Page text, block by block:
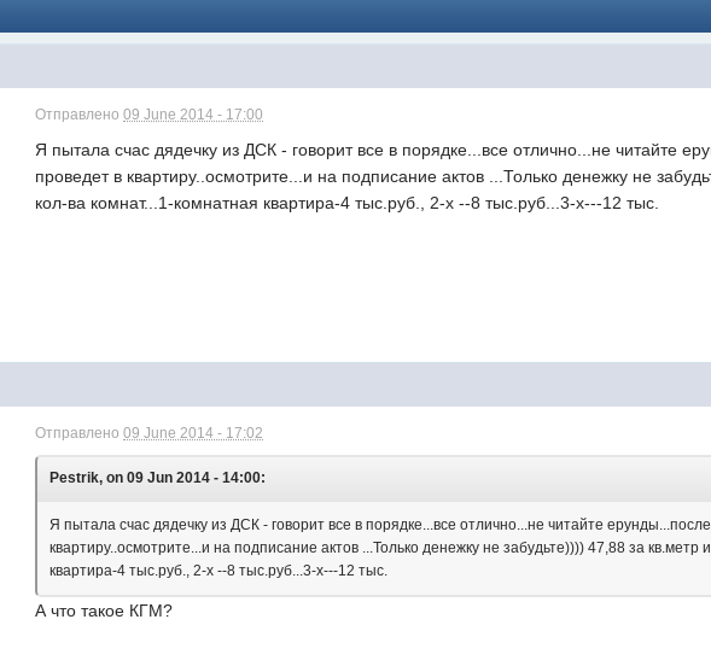
Отправлено09 June 2014 - 17:00
Я пытала счас дядечку из ДСК - говорит все в порядке...все отлично...не читайте
проведет в квартиру..осмотрите...и на подписание актов ...Только денежку не
кол-ва комнат...1-комнатная квартира-4 тыс.руб., 2-х --8 тыс.руб...3-х---12 тыс.
Отправлено09 June 2014 - 17:02
Pestrik, on 09 Jun 2014 - 14:00:
Я пытала счас дядечку из ДСК - говорит все в порядке...все отлично...не читайте
квартиру..осмотрите...и на подписание актов ...Только денежку не забудьте)))) 47,88 за
квартира-4 тыс.руб., 2-х --8 тыс.руб...3-х---12 тыс.
А что такое КГМ?